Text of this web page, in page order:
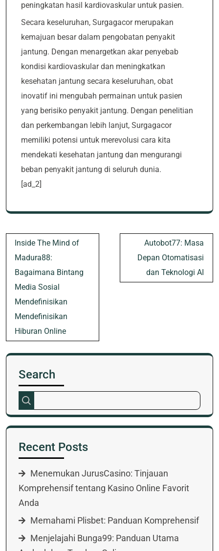
peningkatan hasil kardiovaskular untuk pasien.
Secara keseluruhan, Surgagacor merupakan
kemajuan besar dalam pengobatan penyakit
jantung. Dengan menargetkan akar penyebab
kondisi kardiovaskular dan meningkatkan
kesehatan jantung secara keseluruhan, obat
inovatif ini mengubah permainan untuk pasien
yang berisiko penyakit jantung. Dengan penelitian
dan perkembangan lebih lanjut, Surgagacor
memiliki potensi untuk merevolusi cara kita
mendekati kesehatan jantung dan mengurangi
beban penyakit jantung di seluruh dunia.
[ad_2]
Post
navigation
Inside The Mind of
Madura88:
Bagaimana Bintang
Media Sosial
Mendefinisikan
Mendefinisikan
Hiburan Online
Autobot77: Masa
Depan Otomatisasi
dan Teknologi AI
Search
Recent Posts
Menemukan JurusCasino: Tinjauan
Komprehensif tentang Kasino Online Favorit
Anda
Memahami Plisbet: Panduan Komprehensif
Menjelajahi Bunga99: Panduan Utama